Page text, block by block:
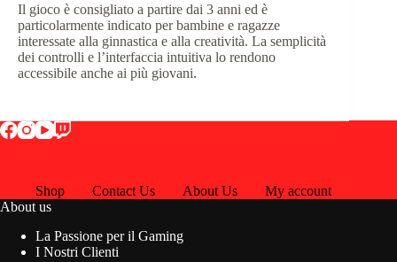
Il gioco è consigliato a partire dai 3 anni ed è
particolarmente indicato per bambine e ragazze
interessate alla ginnastica e alla creatività. La semplicità
dei controlli e l’interfaccia intuitiva lo rendono
accessibile anche ai più giovani.​
Shop Contact Us About Us
My account
About us
La Passione per il Gaming
I Nostri Clienti